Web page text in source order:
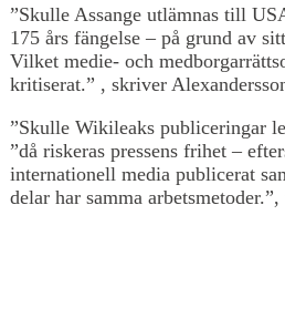
”Skulle Assange utlämnas till
175 års fängelse – på grund av
Vilket medie- och
kritiserat.” , skriver
”Skulle Wikileaks publiceringar
”då riskeras pressens frihet –
internationell media publicerat
delar har samma